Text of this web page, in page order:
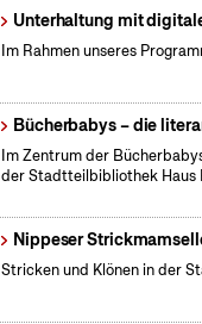
Unterhaltung mit
Im Rahmen unseres
Bücherbabys – die
Im Zentrum der
der Stadtteilbibliothek Haus
Nippeser
Stricken und Klönen in der